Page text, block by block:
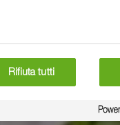
Rifiuta tutti